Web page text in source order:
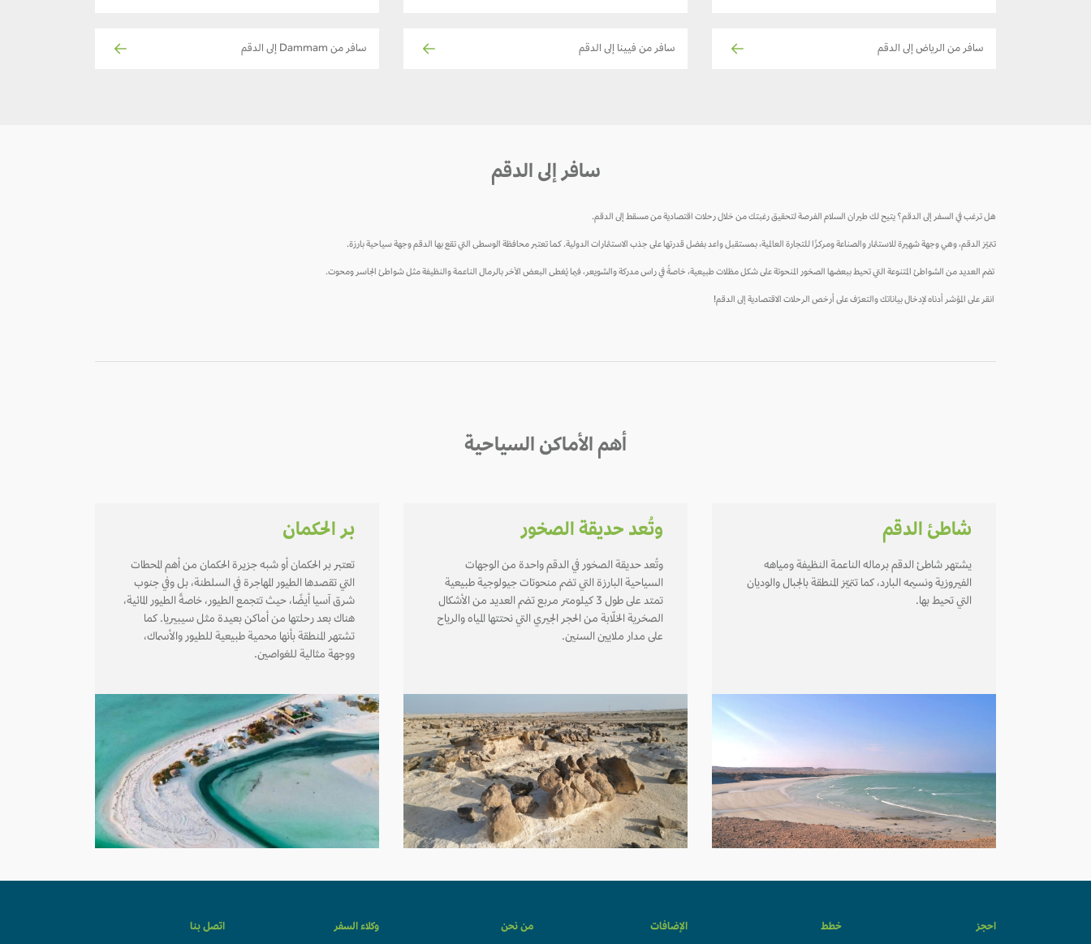
سافر من الرياض إلى الدقم سافر من فيينا إلى الدقم سافر من Dammam إلى الدقم
سافر إلى الدقم
هل ترغب في السفر إلى الدقم؟ يتيح لك طيران السلام الفرصة لتحقيق رغبتك من خلال رحلات اقتصادية من مسقط إلى الدقم.
تتميّز الدقم، وهي وجهة شهيرة للاستثمار والصناعة ومركزًا للتجارة العالمية، بمستقبل واعد بفضل قدرتها على جذب الاستثمارات الدولية. كما تعتبر محافظة الوسطى التي تقع بها الدقم وجهة سياحية بارزة.
تضم العديد من الشواطئ المتنوعة التي تحيط ببعضها الصخور المنحوتة على شكل مظلات طبيعية، خاصةً في راس مدركة والشويعر، فيما يُغطى البعض الآخر بالرمال الناعمة والنظيفة مثل شواطئ الجاسر ومحوت.
انقر على المؤشر أدناه لإدخال بياناتك والتعرّف على أرخص الرحلات الاقتصادية إلى الدقم!
أهم الأماكن السياحية
شاطئ الدقم
يشتهر شاطئ الدقم برماله الناعمة النظيفة ومياهه
الفيروزية ونسيمه البارد، كما تتميّز المنطقة بالجبال والوديان
التي تحيط بها.
وتُعد حديقة الصخور
وتُعد حديقة الصخور في الدقم واحدة من الوجهات
السياحية البارزة التي تضم منحوتات جيولوجية طبيعية
تمتد على طول 3 كيلومتر مربع تضم العديد من الأشكال
الصخرية الخلّابة من الحجر الجيري التي نحتتها المياه والرياح
على مدار ملايين السنين.
بر الحكمان
تعتبر بر الحكمان أو شبه جزيرة الحكمان من أهم المحطات
التي تقصدها الطيور المهاجرة في السلطنة، بل وفي جنوب
شرق آسيا أيضًا، حيث تتجمع الطيور، خاصةً الطيور المائية،
هناك بعد رحلتها من أماكن بعيدة مثل سيبيريا. كما
تشتهر المنطقة بأنها محمية طبيعية للطيور والأسماك،
ووجهة مثالية للغواصين.
احجز خطط الإضافات من نحن وكلاء السفر اتصل بنا